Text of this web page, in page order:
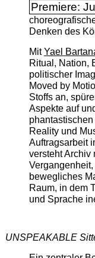
Premiere:
Denken des
MitYael
Ritual, Nation,
politischer
Moved by
Stoffs an,
Aspekte auf
Reality und
Auftragsarbeit
versteht Archiv
bewegliches
Raum, in dem
und Sprache
UNSPEAKABLE